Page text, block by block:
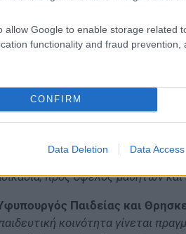
allow Google to enable storage related
functionality and fraud prevention,
CONFIRM
Data Deletion Data Access
στον τομέα της Παιδείας,
για περαιτέρω
πάνω στο κεκτημένο της
τα ψηφιακά εργαλεία
προγράμματος
μας, οι οποίοι από
αψήφησαν δυσκολίες,
διαδικασία για το
Πληροφορίας και
προς όφελος μαθητών
Παιδείας και
κοινότητα γίνεται